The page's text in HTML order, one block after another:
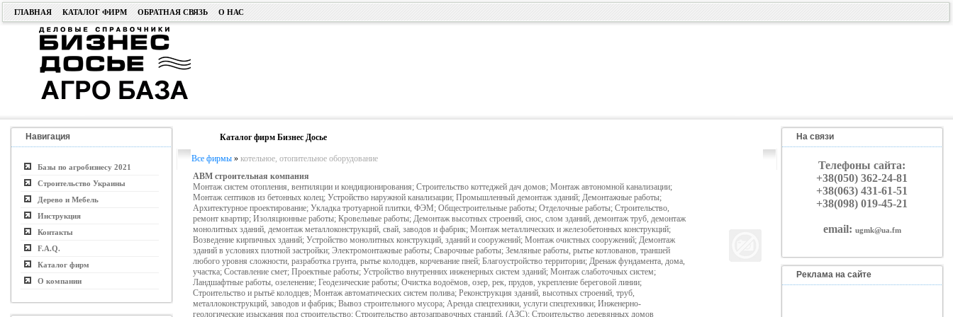
ГЛАВНАЯ КАТАЛОГ ФИРМ ОБРАТНАЯ СВЯЗЬ О НАС
Навигация
Базы по агробизнесу 2021
Строительство Украины
Дерево и Мебель
Инструкция
Контакты
F.A.Q.
Каталог фирм
О компании
Каталог фирм Бизнес Досье
Все фирмы» котельное, отопительное оборудование
АВМ строительная компания
Монтаж систем отопления, вентиляции и кондиционирования; Строительство коттеджей дач домов; Монтаж автономной канализации;
Монтаж септиков из бетонных колец; Устройство наружной канализации; Промышленный демонтаж зданий; Демонтажные работы;
Архитектурное проектирование; Укладка тротуарной плитки, ФЭМ; Общестроительные работы; Отделочные работы; Строительство,
ремонт квартир; Изоляционные работы; Кровельные работы; Демонтаж высотных строений, снос, слом зданий, демонтаж труб, демонтаж
монолитных зданий, демонтаж металлоконструкций, свай, заводов и фабрик; Монтаж металлических и железобетонных конструкций;
Возведение кирпичных зданий; Устройство монолитных конструкций, зданий и сооружений; Монтаж очистных сооружений; Демонтаж
зданий в условиях плотной застройки; Электромонтажные работы; Сварочные работы; Земляные работы, рытье котлованов, траншей
любого уровня сложности, разработка грунта, рытье колодцев, корчевание пней; Благоустройство территории; Дренаж фундамента, дома,
участка; Составление смет; Проектные работы; Устройство внутренних инженерных систем зданий; Монтаж слаботочных систем;
Ландшафтные работы, озеленение; Геодезические работы; Очистка водоёмов, озер, рек, прудов, укрепление береговой линии;
Строительство и рытьё колодцев; Монтаж автоматических систем полива; Реконструкция зданий, высотных строений, труб,
металлоконструкций, заводов и фабрик; Вывоз строительного мусора; Аренда спецтехники, услуги спецтехники; Инженерно-
геологические изыскания под строительство; Строительство автозаправочных станций, (АЗС); Строительство деревянных домов
На связи
Телефоны сайта:
+38(050) 362-24-81
+38(063) 431-61-51
+38(098) 019-45-21
email: ugmk@ua.fm
Реклама на сайте